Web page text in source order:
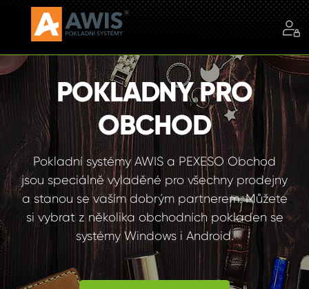
POKLADNY PRO
OBCHOD
Pokladní systémy AWIS a PEXESO Obchod
jsou speciálně vyladěné pro všechny prodejny
a stanou se vaším dobrým partnerem. Můžete
si vybrat z několika obchodních pokladen se
systémy Windows i Android.